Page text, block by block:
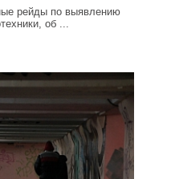
рейды по выявлению
об ...